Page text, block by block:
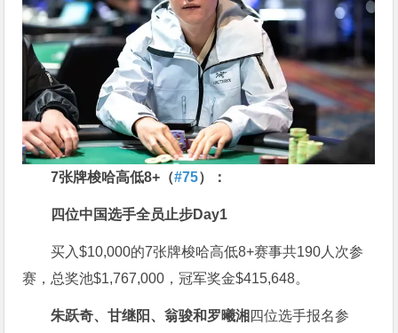
7张牌梭哈高低8+ （#75）：
四位中国选手全员止步Day1
买入$10,000的7张牌梭哈高低8+赛事共190人次参
赛，总奖池$1,767,000，冠军奖金$415,648。
朱跃奇、甘继阳、翁骏和罗曦湘 四位选手报名参